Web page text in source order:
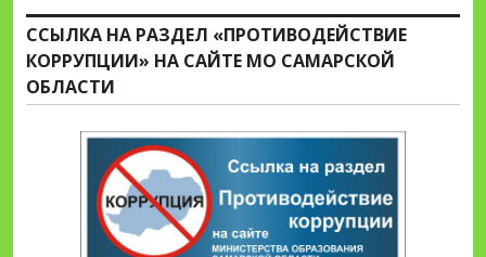
ССЫЛКА НА РАЗДЕЛ «ПРОТИВОДЕЙСТВИЕ
КОРРУПЦИИ» НА САЙТЕ МО САМАРСКОЙ
ОБЛАСТИ